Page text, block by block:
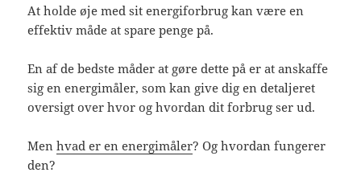
At holde øje med sit energiforbrug kan være en
effektiv måde at spare penge på.
En af de bedste måder at gøre dette på er at anskaffe
sig en energimåler, som kan give dig en detaljeret
oversigt over hvor og hvordan dit forbrug ser ud.
Menhvad er en energimåler? Og hvordan fungerer
den?